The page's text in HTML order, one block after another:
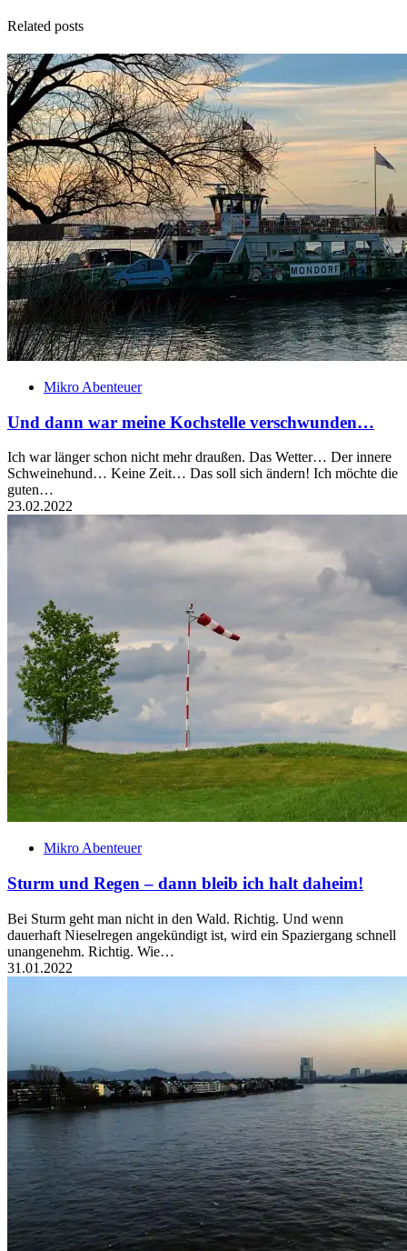
Related posts
Mikro Abenteuer
Und dann war meine Kochstelle verschwunden…
Ich war länger schon nicht mehr draußen. Das Wetter… Der innere
Schweinehund… Keine Zeit… Das soll sich ändern! Ich möchte die
guten…
23.02.2022
Mikro Abenteuer
Sturm und Regen – dann bleib ich halt daheim!
Bei Sturm geht man nicht in den Wald. Richtig. Und wenn
dauerhaft Nieselregen angekündigt ist, wird ein Spaziergang schnell
unangenehm. Richtig. Wie…
31.01.2022